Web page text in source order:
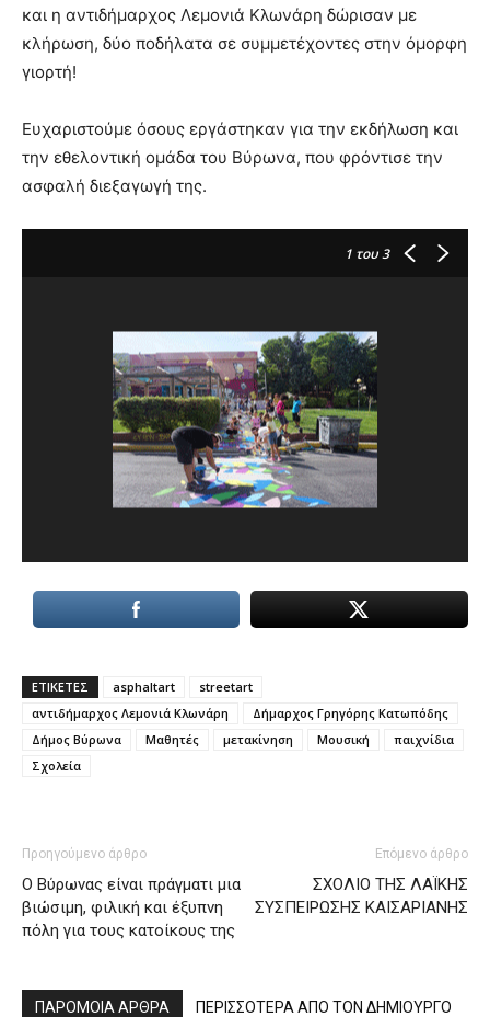
hd
porn
και η αντιδήμαρχος Λεμονιά Κλωνάρη δώρισαν με
κλήρωση, δύο ποδήλατα σε συμμετέχοντες στην όμορφη
γιορτή!
Ευχαριστούμε όσους εργάστηκαν για την εκδήλωση και
την εθελοντική ομάδα του Βύρωνα, που φρόντισε την
ασφαλή διεξαγωγή της.
1 του 3
ΕΤΙΚΕΤΕΣ asphaltart
streetart
αντιδήμαρχος Λεμονιά Κλωνάρη
Δήμαρχος Γρηγόρης Κατωπόδης
Δήμος Βύρωνα
Μαθητές μετακίνηση Μουσική
παιχνίδια
Σχολεία
Προηγούμενο άρθρο
Ο Βύρωνας είναι πράγματι μια
βιώσιμη, φιλική και έξυπνη
πόλη για τους κατοίκους της
Επόμενο άρθρο
ΣΧΟΛΙΟ ΤΗΣ ΛΑΪΚΗΣ
ΣΥΣΠΕΙΡΩΣΗΣ ΚΑΙΣΑΡΙΑΝΗΣ
ΠΑΡΟΜΟΙΑ ΑΡΘΡΑ ΠΕΡΙΣΣΟΤΕΡΑ ΑΠΟ ΤΟΝ ΔΗΜΙΟΥΡΓΟ